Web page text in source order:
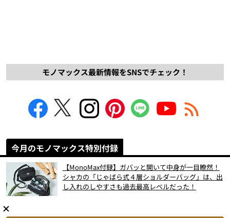
モノマックス最新情報をSNSでチェック！
今月のモノマックス特別付録
【MonoMax付録】ガバッと開いて中身が一目瞭然！
シャカの「じゃばら式４層ショルダーバッグ」は、出
し入れのしやすさも過去最高レベルだった！